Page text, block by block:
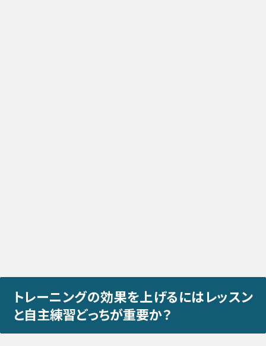
トレーニングの効果を上げるにはレッスン
と自主練習どっちが重要か？